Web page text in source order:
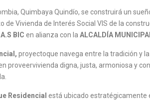
Quimbaya Quindío, se construirá un
de Vivienda de Interés Social VIS de la
BIC en alianza con la ALCALDÍA
proyectoque navega entre la tradición y
proveervivienda digna, justa, armoniosa y
Residencial está ubicado estratégicamente